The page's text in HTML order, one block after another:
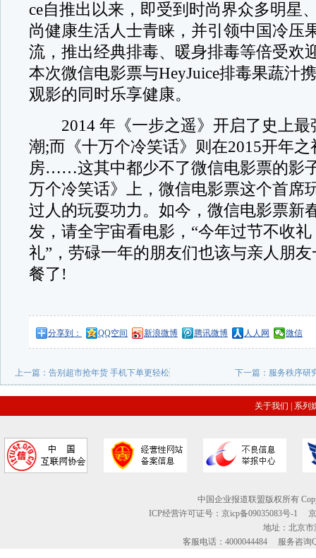
ce自推出以来，即受到时尚界众多明星
尚健康生活人士青睐，并引领中国冷压
流，推出经典排毒、暖身排毒等倍受欢
本次微信电影票与HeyJuice排毒果蔬汁
观影的同时乐享健康。
2014 年《一步之遥》开启了史上最
潮;而《十万个冷笑话》则在2015开年
房……这其中都少不了微信电影票的影
万个冷笑话》上，微信电影票这个首席
过人的玩耍功力。如今，微信电影票新
发，请全宇宙看电影，“今年过节不收
礼”，劳碌一年的朋友们也该与亲人朋
餐了!
分享到： QQ空间 新浪微博 腾讯微博 人人网 微信
上一篇： 告别超市抢年货 手机下单更轻松 下一篇： 服务秩序研
关于我们 系列
中国企业报道联盟版权所有
ICP经营许可证号：京icp备09035083号-1
地址：北京市
客服电话：4000044484 服务咨询